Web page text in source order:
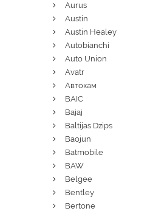
Aurus
Austin
Austin Healey
Autobianchi
Auto Union
Avatr
Автокам
BAIC
Bajaj
Baltijas Dzips
Baojun
Batmobile
BAW
Belgee
Bentley
Bertone